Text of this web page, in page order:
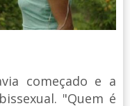
começado e a
"Quem é